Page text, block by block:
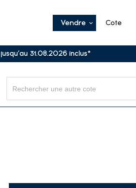
Vendre Cote
31.08.2026 inclus*